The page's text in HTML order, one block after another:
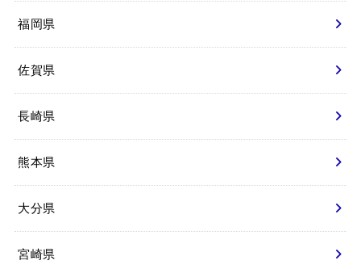
福岡県
佐賀県
長崎県
熊本県
大分県
宮崎県